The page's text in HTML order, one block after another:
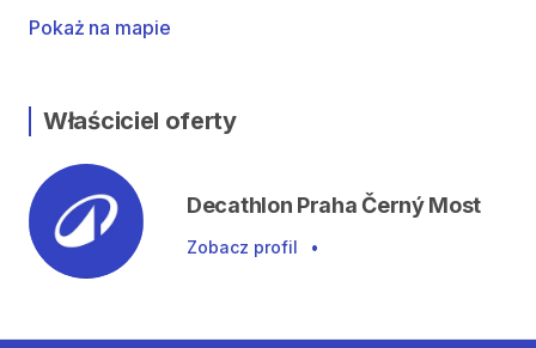
Pokaż na mapie
Właściciel oferty
Decathlon Praha Černý Most
Zobacz profil •